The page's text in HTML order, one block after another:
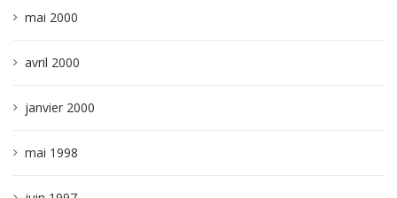
mai 2000
avril 2000
janvier 2000
mai 1998